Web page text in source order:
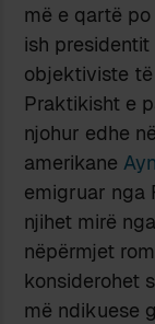
më e qartë
ish
objektiviste të
Praktikisht e
njohur edhe
amerikane
emigruar nga
njihet mirë
nëpërmjet
konsiderohet
më ndikuese